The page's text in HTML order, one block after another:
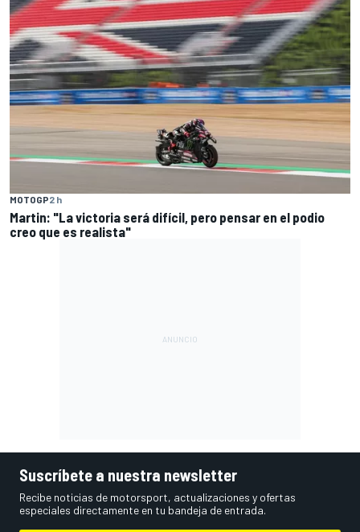
MOTOGP2 h
Martin: "La victoria será difícil, pero pensar en el podio
creo que es realista"
Suscríbete a nuestra newsletter
Recibe noticias de motorsport, actualizaciones y ofertas
especiales directamente en tu bandeja de entrada.